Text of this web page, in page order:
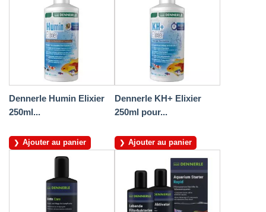
Dennerle Humin Elixier
250ml...
Ajouter au panier
Dennerle KH+ Elixier
250ml pour...
Ajouter au panier